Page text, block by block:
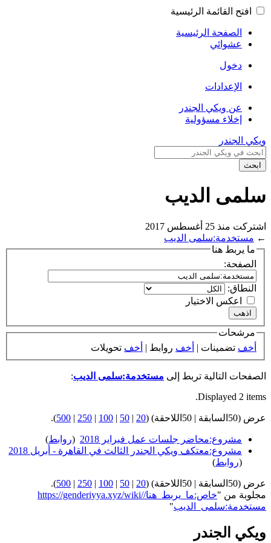
افتح القائمة الرئيسية
الصفحة الرئيسية
عشوائي
دخول
الإعدادات
عن ويكي الجندر
إخلاء مسؤولية
ويكي الجندر
ابحث
سلمى الديب
اشتركت منذ 25 أغسطس 2017
← مستخدمة:سلمى الديب
ما يربط هنا
الصفحة:
النطاق:
اعكس الاختيار
مرشحات
أخف تضمينات | أخف روابط | أخف تحويلات
الصفحات التالية تربط إلى مستخدمة:سلمى الديب:
Displayed 2 items.
عرض (50السابقة | 50اللاحقة) ( 20
|
50
|
100
|
250
|
500
).
مشروع:محاضر جلسات عمل فبراير 2018 (روابط)
مشروع:معتكف ويكي الجندر الثالث في القاهرة - أبريل 2018
(روابط)
عرض (50السابقة | 50اللاحقة) ( 20
|
50
|
100
|
250
|
500
).
مجلوبة من "
https://genderiyya.xyz/wiki/خاص:ما_يربط_هنا/
مستخدمة:سلمى_الديب"
ويكي الجندر